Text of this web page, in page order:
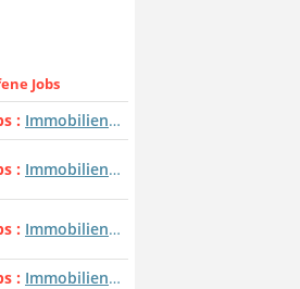
Jobs
Immobilienmakler / Immobilienmaklerin
Immobilienmakler / Immobilienmaklerin
Immobilienmakler / Immobilienmaklerin
Immobilienmakler / Immobilienmaklerin